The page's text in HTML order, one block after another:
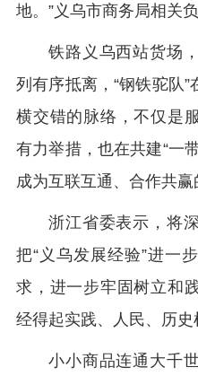
地。”义乌市商务局相关负
铁路义乌西站货场
列有序抵离，“钢铁驼队
横交错的脉络，不仅是
有力举措，也在共建“一
成为互联互通、合作共赢
浙江省委表示，将
把“义乌发展经验”进一
求，进一步牢固树立和
经得起实践、人民、历史
小小商品连通大千